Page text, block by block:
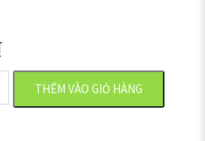
THÊM VÀO GIỎ HÀNG